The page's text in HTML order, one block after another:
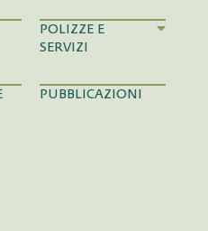
POLIZZE E
SERVIZI
PUBBLICAZIONI